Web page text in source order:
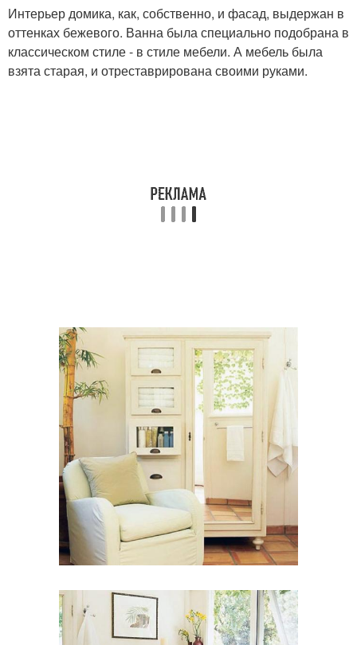
Интерьер домика, как, собственно, и фасад, выдержан в
оттенках бежевого. Ванна была специально подобрана в
классическом стиле - в стиле мебели. А мебель была
взята старая, и отреставрирована своими руками.